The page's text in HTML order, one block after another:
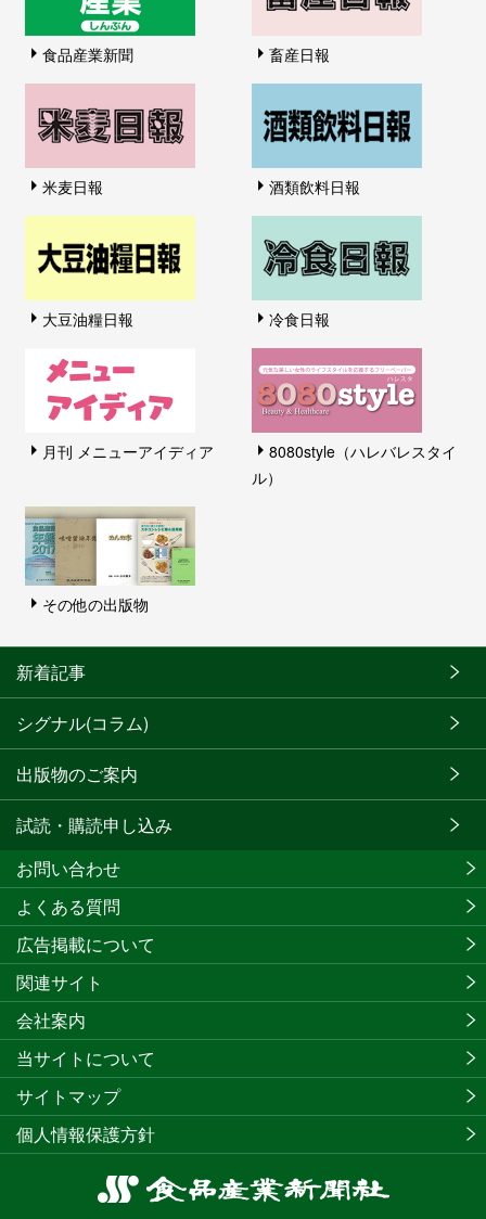
食品産業新聞 畜産日報
米麦日報 酒類飲料日報
大豆油糧日報 冷食日報
月刊 メニューアイディア
8080style（ハレバレスタイ
ル）
その他の出版物
新着記事
シグナル(コラム)
出版物のご案内
試読・購読申し込み
食
お問い合わせ
よくある質問
広告掲載について
関連サイト
会社案内
当サイトについて
サイトマップ
個人情報保護方針